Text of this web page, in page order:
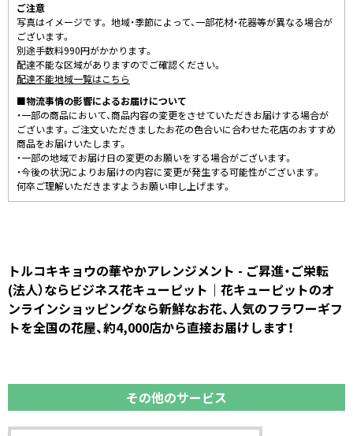
ご注意
写真はイメージです。 地域・季節によって、一部花材・花器等が異なる場合が
ございます。
別途手数料990円がかかります。
配達不能な区域がありますのでご確認ください。
配達不能地域一覧はこちら
■物流事情の影響によるお届けについて
・一部の商品において、商品内容の変更をさせていただきお届けする場合が
ございます。ご注文いただきましたお花の色合いに合わせた花店のおすすめ
商品をお届けいたします。
・一部の地域でお届け日の変更のお願いをする場合がございます。
・今後の状況によりお届けの内容に変更が発生する可能性がございます。
何卒ご理解いただきますようお願い申し上げます。
トルコキキョウの華やかアレンジメント - ご昇進・ご栄転
(法人）ならビジネス花キューピット｜花キューピットのオ
ンラインショッピングなら新鮮なお花、人気のフラワーギフ
トを全国の花屋、約4,000店から直接お届けします！
その他のサービス